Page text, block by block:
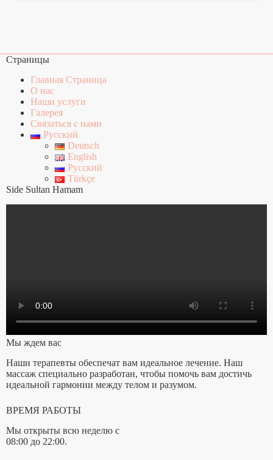
Страницы
Главная Страница
О нас
Наши услуги
Галерея
Связаться с нами
Русский
Deutsch
English
Русский
Türkçe
Side Sultan Hamam
Мы ждем вас
Наши терапевты обеспечат вам идеальное лечение. Наш
массаж специально разработан, чтобы помочь вам достичь
идеальной гармонии между телом и разумом.
ВРЕМЯ РАБОТЫ
Мы открыты всю неделю с
08:00 до 22:00.